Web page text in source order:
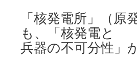
「核発電所」（
も、「核発電と
兵器の不可分性」